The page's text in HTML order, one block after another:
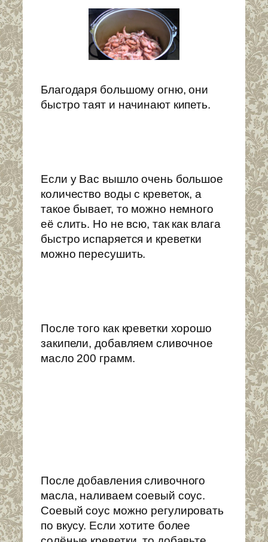
Благодаря большому огню, они
быстро таят и начинают кипеть.
Если у Вас вышло очень большое
количество воды с креветок, а
такое бывает, то можно немного
её слить. Но не всю, так как влага
быстро испаряется и креветки
можно пересушить.
После того как креветки хорошо
закипели, добавляем сливочное
масло 200 грамм.
После добавления сливочного
масла, наливаем соевый соус.
Соевый соус можно регулировать
по вкусу. Если хотите более